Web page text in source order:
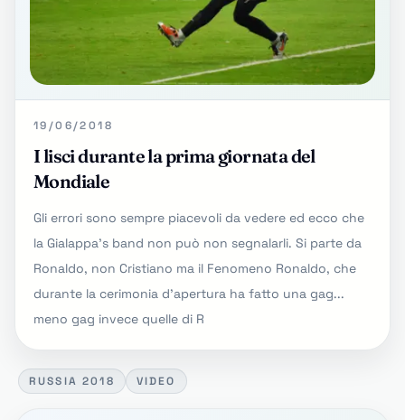
19/06/2018
I lisci durante la prima giornata del
Mondiale
Gli errori sono sempre piacevoli da vedere ed ecco che
la Gialappa's band non può non segnalarli. Si parte da
Ronaldo, non Cristiano ma il Fenomeno Ronaldo, che
durante la cerimonia d'apertura ha fatto una gag...
meno gag invece quelle di R
RUSSIA 2018 VIDEO